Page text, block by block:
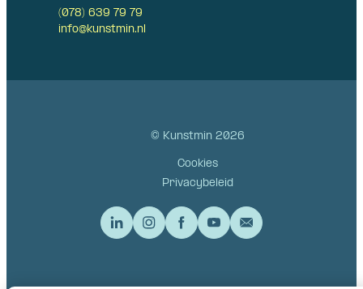
(078) 639 79 79
info@kunstmin.nl
© Kunstmin 2026
Cookies
Privacybeleid